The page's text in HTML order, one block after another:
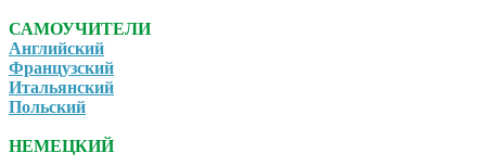
САМОУЧИТЕЛИ
Английский
Французский
Итальянский
Польский
НЕМЕЦКИЙ